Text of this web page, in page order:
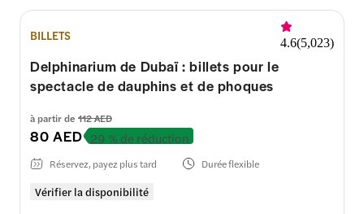
BILLETS 4.6(5,023)
Delphinarium de Dubaï : billets pour le
spectacle de dauphins et de phoques
à partir de 112 AED
80 AED 29 % de réduction
Vérifier la disponibilité
Réservez, payez plus tard Durée flexible